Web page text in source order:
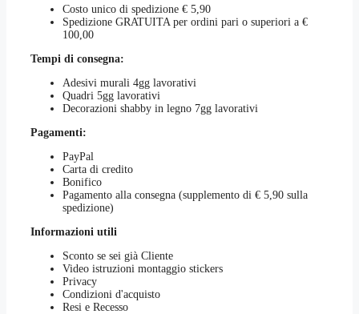
scelte
nella
del
prodotto
Costo unico di spedizione € 5,90
Spedizione GRATUITA per ordini pari o superiori a €
100,00
Tempi di consegna:
Adesivi murali 4gg lavorativi
Quadri 5gg lavorativi
Decorazioni shabby in legno 7gg lavorativi
Pagamenti:
PayPal
Carta di credito
Bonifico
Pagamento alla consegna (supplemento di € 5,90 sulla
spedizione)
Informazioni utili
Sconto se sei già Cliente
Video istruzioni montaggio stickers
Privacy
Condizioni d'acquisto
Resi e Recesso